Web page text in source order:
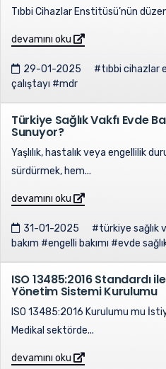
Tıbbi Cihazlar Enstitüsü’nün
devamını oku
29-01-2025 #tıbbi cihazlar
çalıştayı #mdr
Türkiye Sağlık Vakfı Evde
Sunuyor?
Yaşlılık, hastalık veya engellilik
sürdürmek, hem...
devamını oku
31-01-2025 #türkiye sağlık
bakım #engelli bakımı #evde
ISO 13485:2016 Standardı
Yönetim Sistemi Kurulumu
ISO 13485:2016 Kurulumu mu
Medikal sektörde...
devamını oku